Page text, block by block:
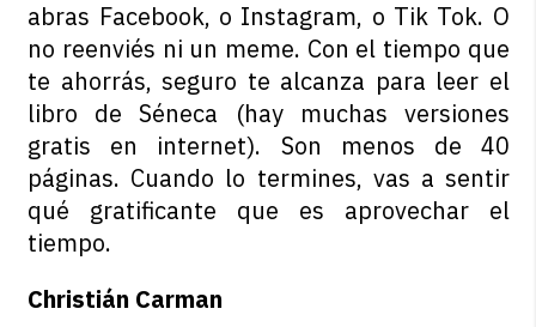
abras Facebook, o Instagram, o Tik Tok. O
no reenviés ni un meme. Con el tiempo que
te ahorrás, seguro te alcanza para leer el
libro de Séneca (hay muchas versiones
gratis en internet). Son menos de 40
páginas. Cuando lo termines, vas a sentir
qué gratificante que es aprovechar el
tiempo.
Christián Carman